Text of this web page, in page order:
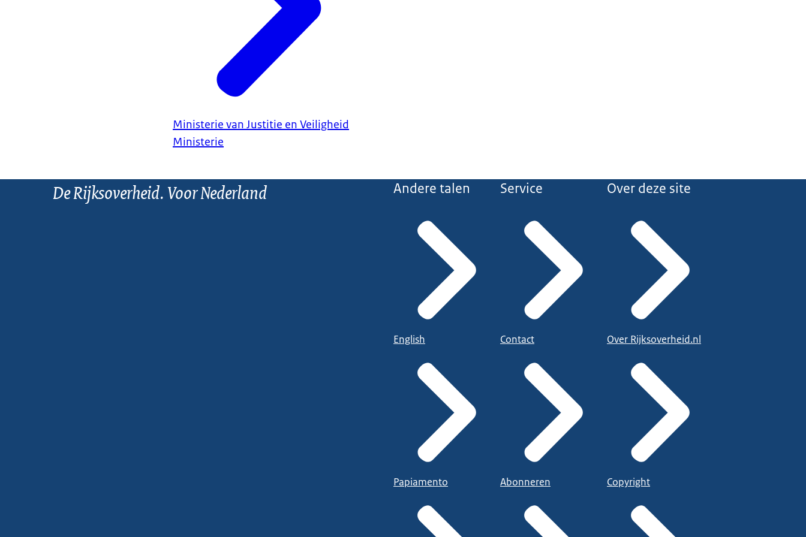
Ministerie van Justitie en Veiligheid
Ministerie
De Rijksoverheid. Voor Nederland Andere talen
English
Papiamento
Service
Contact
Abonneren
Over deze site
Over Rijksoverheid.nl
Copyright